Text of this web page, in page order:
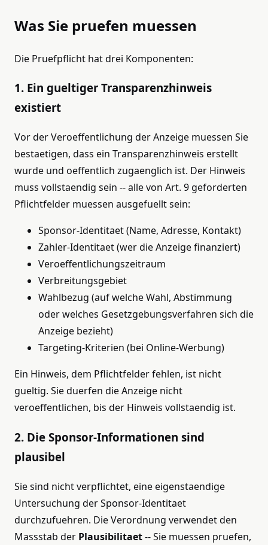
Was Sie pruefen muessen
Die Pruefpflicht hat drei Komponenten:
1. Ein gueltiger Transparenzhinweis
existiert
Vor der Veroeffentlichung der Anzeige muessen Sie
bestaetigen, dass ein Transparenzhinweis erstellt
wurde und oeffentlich zugaenglich ist. Der Hinweis
muss vollstaendig sein -- alle von Art. 9 geforderten
Pflichtfelder muessen ausgefuellt sein:
Sponsor-Identitaet (Name, Adresse, Kontakt)
Zahler-Identitaet (wer die Anzeige finanziert)
Veroeffentlichungszeitraum
Verbreitungsgebiet
Wahlbezug (auf welche Wahl, Abstimmung
oder welches Gesetzgebungsverfahren sich die
Anzeige bezieht)
Targeting-Kriterien (bei Online-Werbung)
Ein Hinweis, dem Pflichtfelder fehlen, ist nicht
gueltig. Sie duerfen die Anzeige nicht
veroeffentlichen, bis der Hinweis vollstaendig ist.
2. Die Sponsor-Informationen sind
plausibel
Sie sind nicht verpflichtet, eine eigenstaendige
Untersuchung der Sponsor-Identitaet
durchzufuehren. Die Verordnung verwendet den
Massstab der Plausibilitaet-- Sie muessen pruefen,